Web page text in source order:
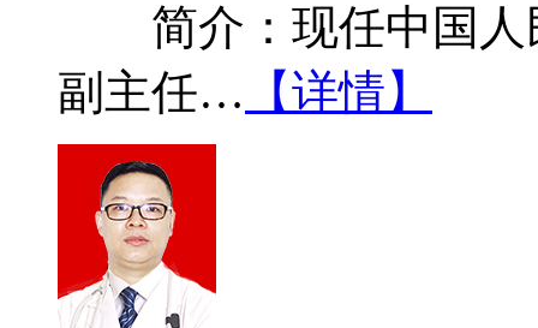
简介：现任中国人
副主任… 【详情】